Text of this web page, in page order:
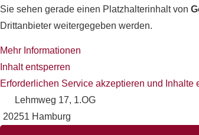
Sie sehen gerade einen Platzhalterinhalt von
Drittanbieter weitergegeben werden.
Mehr Informationen
Inhalt entsperren
Erforderlichen Service akzeptieren und Inhalte
Lehmweg 17, 1.OG
20251 Hamburg